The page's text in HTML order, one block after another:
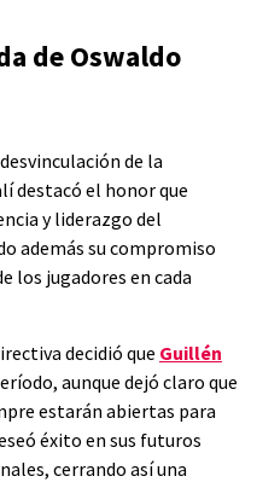
de Oswaldo
de la
destacó el honor que
y liderazgo del
además su compromiso
los jugadores en cada
decidió que Guillén
aunque dejó claro que
estarán abiertas para
éxito en sus futuros
cerrando así una